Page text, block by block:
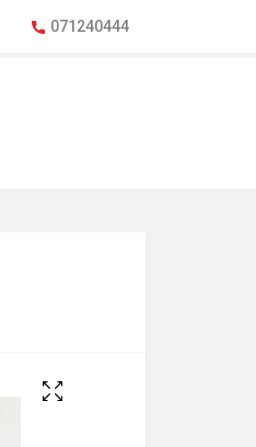
071240444